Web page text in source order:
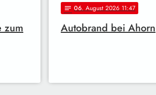
zum
notes 06. August 2026 11:47
Autobrand bei Ahorn